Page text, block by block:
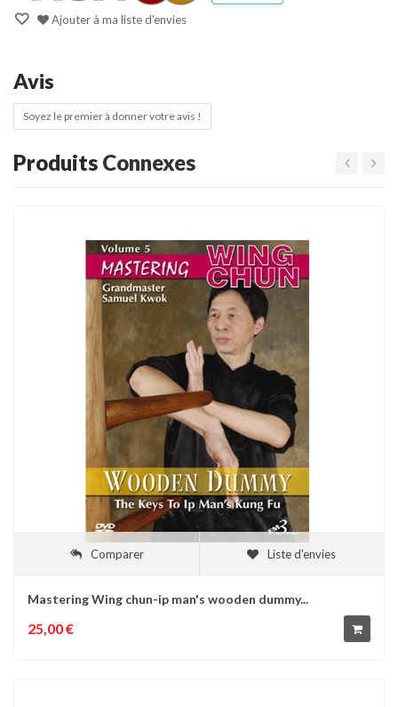
Ajouter à ma liste d'envies
Avis
Soyez le premier à donner votre avis !
Produits Connexes
Comparer Liste d'envies
Mastering Wing chun-ip man's wooden dummy...
25,00 €